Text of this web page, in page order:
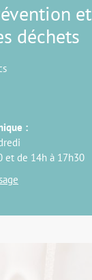
et
déchets
:
et de 14h à 17h30